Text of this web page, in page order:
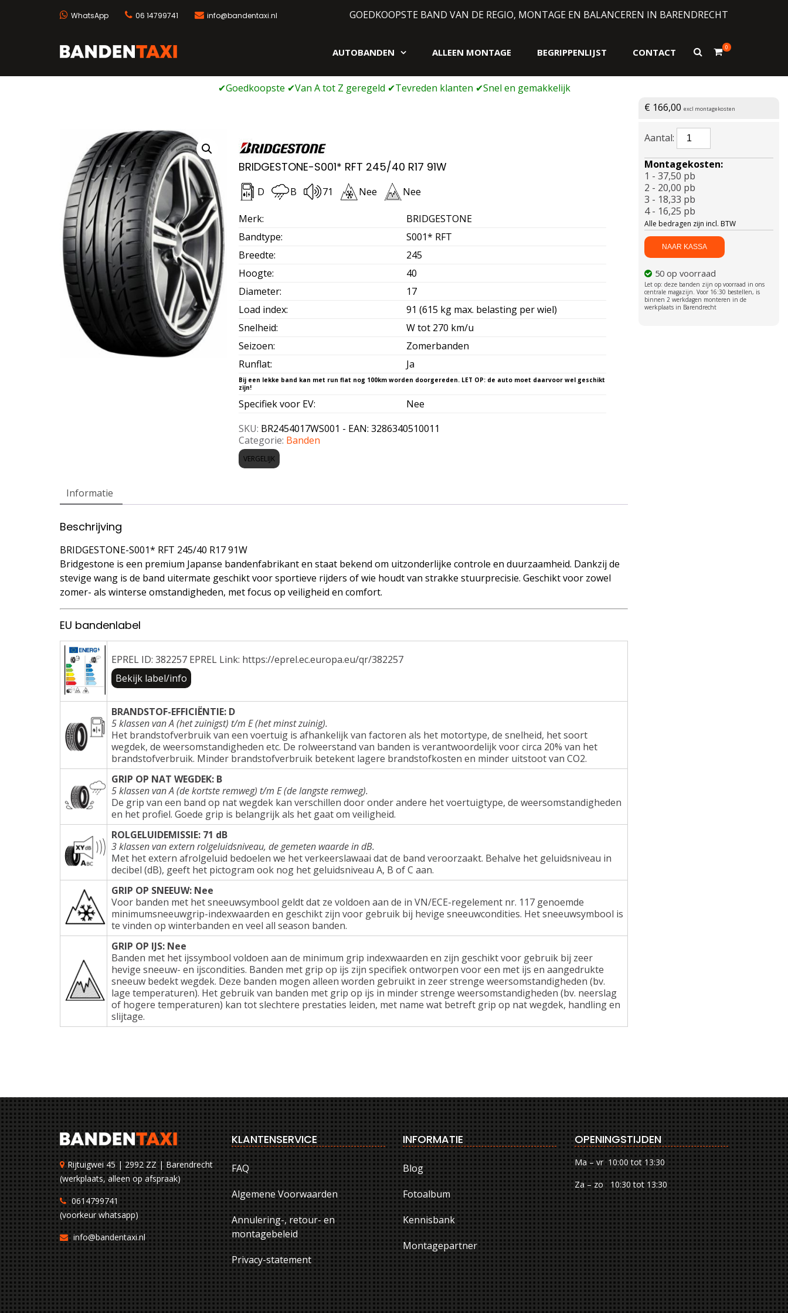
WhatsApp 06 14799741 info@bandentaxi.nl GOEDKOOPSTE BAND VAN DE REGIO, MONTAGE EN BALANCEREN IN BARENDRECHT
AUTOBANDEN ALLEEN MONTAGE BEGRIPPENLIJST CONTACT
Toon
0
BRIDGESTONE-S001* RFT 245/40 R17 91W
€ 166,00 excl montagekosten
D B 71 Nee Nee
Merk:
BRIDGESTONE
Bandtype:
S001* RFT
Breedte:
245
Hoogte:
40
Diameter:
17
Load index:
91 (615 kg max. belasting per wiel)
Snelheid:
W tot 270 km/u
Seizoen:
Zomerbanden
Runflat: Ja
Specifiek voor EV:
Nee
SKU: BR2454017WS001 - EAN: 3286340510011
Categorie: Banden
VERGELIJK
BRIDGESTONE-
S001*
RFT
245/40
R17
91W
aantal
NAAR KASSA
50 op voorraad
Montagekosten:
1 - 37,50 pb
2 - 20,00 pb
3 - 18,33 pb
4 - 16,25 pb
Alle bedragen zijn incl. BTW
Informatie
Beschrijving
BRIDGESTONE-S001* RFT 245/40 R17 91W
Bridgestone is een premium Japanse bandenfabrikant en staat bekend om uitzonderlijke controle en duurzaamheid. Dankzij de
stevige wang is de band uitermate geschikt voor sportieve rijders of wie houdt van strakke stuurprecisie. Geschikt voor zowel
zomer- als winterse omstandigheden, met focus op veiligheid en comfort.
EU bandenlabel
EPREL ID: 382257 EPREL Link: https://eprel.ec.europa.eu/qr/382257
Bekijk label/info
BRANDSTOF-EFFICIËNTIE: D
5 klassen van A (het zuinigst) t/m E (het minst zuinig).
Het brandstofverbruik van een voertuig is afhankelijk van factoren als het motortype, de snelheid, het soort
wegdek, de weersomstandigheden etc. De rolweerstand van banden is verantwoordelijk voor circa 20% van het
brandstofverbruik. Minder brandstofverbruik betekent lagere brandstofkosten en minder uitstoot van CO2.
GRIP OP NAT WEGDEK: B
5 klassen van A (de kortste remweg) t/m E (de langste remweg).
De grip van een band op nat wegdek kan verschillen door onder andere het voertuigtype, de weersomstandigheden
en het profiel. Goede grip is belangrijk als het gaat om veiligheid.
ROLGELUIDEMISSIE: 71 dB
3 klassen van extern rolgeluidsniveau, de gemeten waarde in dB.
Met het extern afrolgeluid bedoelen we het verkeerslawaai dat de band veroorzaakt. Behalve het geluidsniveau in
decibel (dB), geeft het pictogram ook nog het geluidsniveau A, B of C aan.
GRIP OP SNEEUW: Nee
Voor banden met het sneeuwsymbool geldt dat ze voldoen aan de in VN/ECE-regelement nr. 117 genoemde
minimumsneeuwgrip-indexwaarden en geschikt zijn voor gebruik bij hevige sneeuwcondities. Het sneeuwsymbool is
te vinden op winterbanden en veel all season banden.
GRIP OP IJS: Nee
Banden met het ijssymbool voldoen aan de minimum grip indexwaarden en zijn geschikt voor gebruik bij zeer
hevige sneeuw- en ijscondities. Banden met grip op ijs zijn specifiek ontworpen voor een met ijs en aangedrukte
sneeuw bedekt wegdek. Deze banden mogen alleen worden gebruikt in zeer strenge weersomstandigheden (bv.
lage temperaturen). Het gebruik van banden met grip op ijs in minder strenge weersomstandigheden (bv. neerslag
of hogere temperaturen) kan tot slechtere prestaties leiden, met name wat betreft grip op nat wegdek, handling en
slijtage.
Rijtuigwei 45 | 2992 ZZ | Barendrecht
(werkplaats, alleen op afspraak)
0614799741
(voorkeur whatsapp)
info@bandentaxi.nl
KLANTENSERVICE
FAQ
Algemene Voorwaarden
Annulering-, retour- en
montagebeleid
Privacy-statement
INFORMATIE
Blog
Fotoalbum
Kennisbank
Montagepartner
OPENINGSTIJDEN
Ma – vr 10:00 tot 13:30
Za – zo 10:30 tot 13:30